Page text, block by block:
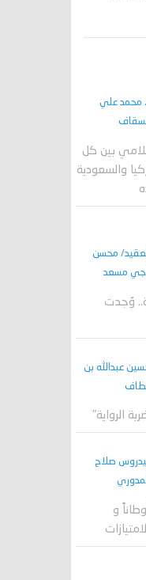
محمد علي
بين كل
والسعودية
محسن
مسعد
وُجدت
عبدالله بن
الرواية"
صلاح
و